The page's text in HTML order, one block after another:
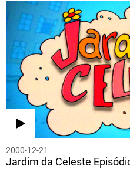
2000-12-21
Jardim da Celeste